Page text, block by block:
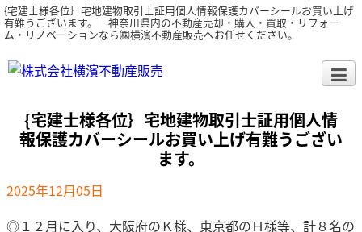
{宅建士様各位｝宅地建物取引士証用個人情報保護カバーシールお買い上げ
有難うございます。｜神奈川県内の不動産売却・購入・買取・リフォー
ム・リノベーションなら㈱横濱不動産販売へお任せください。
{宅建士様各位｝宅地建物取引士証用個人情
報保護カバーシールお買い上げ有難うござい
ます。
2025年12月05日
◎１２月に入り、大阪府のＫ様、東京都のＨ様等、計８名の